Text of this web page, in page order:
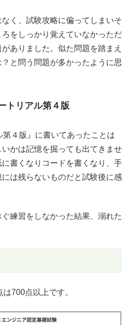
く、試験攻略に偏ってしまいそ
をしっかり覚えていなかっただ
ありました。似た問題を踏まえ
と問う問題が多かったように思
トリアル第４版
第４版』に書いてあったことは
かは記憶を掘っても出てきませ
書くなりコードを書くなり、手
は残らないものだと試験後に感
練習をしなかった結果、溺れた
700点以上です。